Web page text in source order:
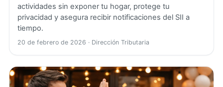
actividades sin exponer tu hogar, protege tu
privacidad y asegura recibir notificaciones del SII a
tiempo.
20 de febrero de 2026 · Dirección Tributaria